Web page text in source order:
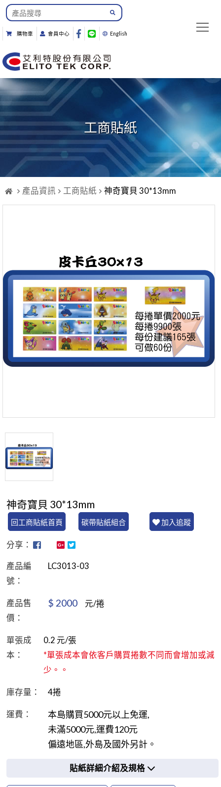
購物車 會員中心 English
工商貼紙
產品資訊 工商貼紙 神奇寶貝 30*13mm
神奇寶貝 30*13mm
回工商貼紙首頁 碳帶貼紙組合 加入追蹤
分享：
產品編
號：
LC3013-03
產品售
價：
$ 2000 元/捲
單張成
本：
0.2 元/張
*單張成本會依客戶購買捲數不同而會增加或減
少。。
庫存量： 4捲
運費：
本島購買5000元以上免運,
未滿5000元,運費120元
偏遠地區,外島及國外另計。
貼紙詳細介紹及規格